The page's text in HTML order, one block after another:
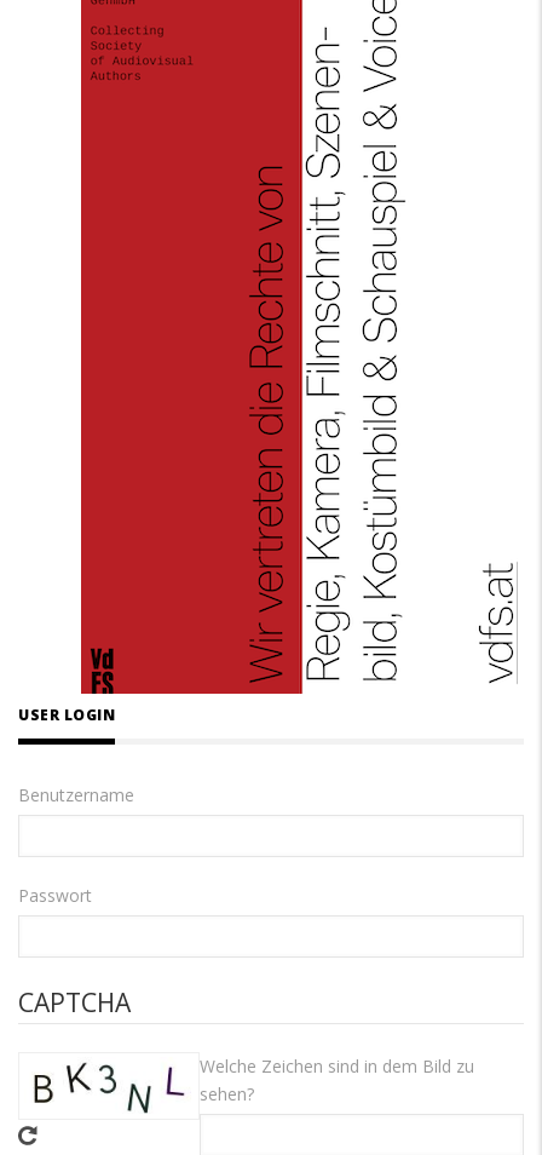
USER LOGIN
Benutzername
Passwort
CAPTCHA
Welche Zeichen sind in dem Bild zu
sehen?